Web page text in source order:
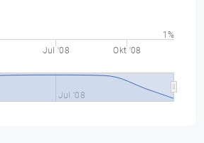
Jul '08 Okt '08
Jul '08
1%